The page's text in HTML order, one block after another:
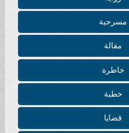
مقالة
خطبة
قضايا